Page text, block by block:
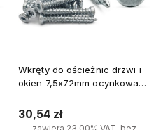
Wkręty do ościeżnic drzwi i
okien 7,5x72mm ocynkowane
30,54 zł